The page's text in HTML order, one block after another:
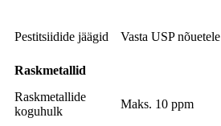
Pestitsiidide jäägid Vasta USP nõuetele
Raskmetallid
Raskmetallide
koguhulk
Maks. 10 ppm